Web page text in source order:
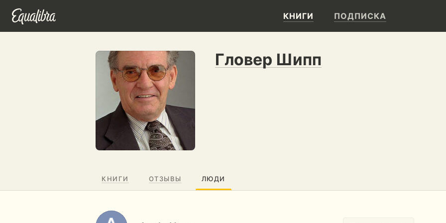
КНИГИ ПОДПИСКА
Гловер Шипп
КНИГИ ОТЗЫВЫ ЛЮДИ